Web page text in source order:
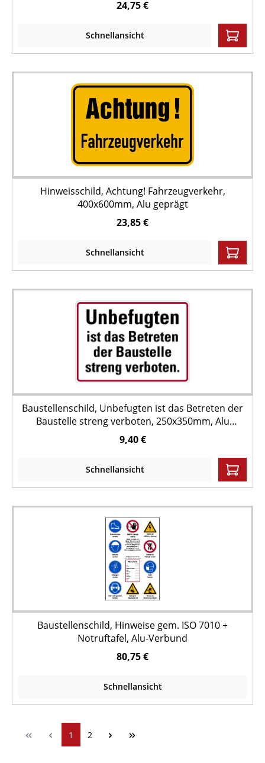
24,75 €
Schnellansicht
Hinweisschild, Achtung! Fahrzeugverkehr,
400x600mm, Alu geprägt
23,85 €
Schnellansicht
Baustellenschild, Unbefugten ist das Betreten der
Baustelle streng verboten, 250x350mm, Alu
geprägt
9,40 €
Schnellansicht
Baustellenschild, Hinweise gem. ISO 7010 +
Notruftafel, Alu-Verbund
80,75 €
Schnellansicht
1 2